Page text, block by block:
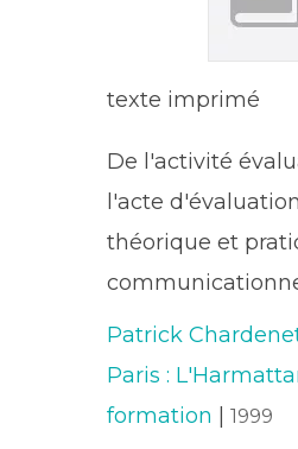
texte imprimé
De l'activité
l'acte
théorique et
Patrick
Paris :
formation |1999